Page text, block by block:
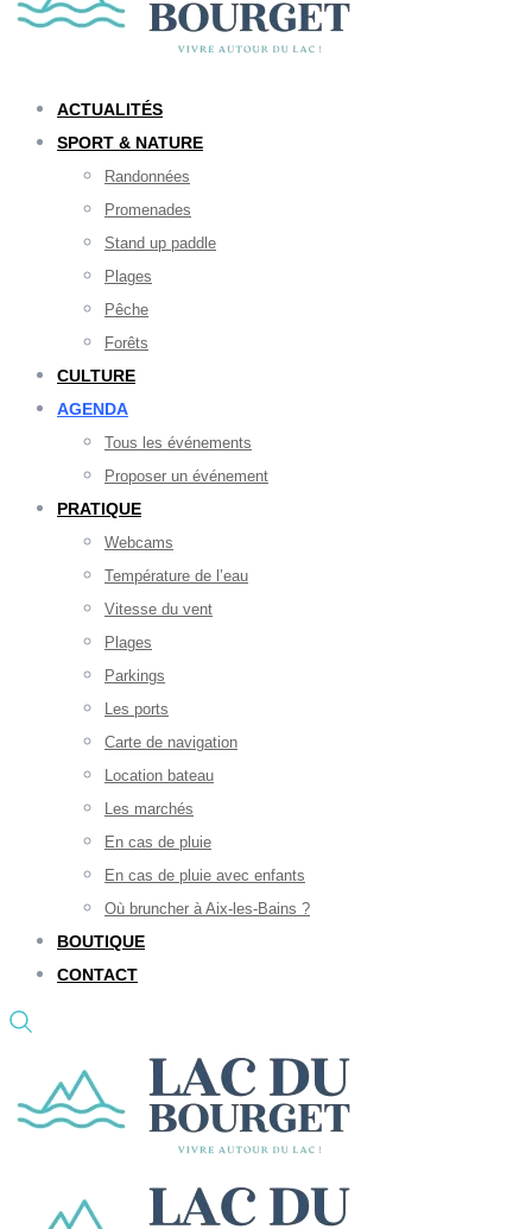
ACTUALITÉS
SPORT & NATURE
Randonnées
Promenades
Stand up paddle
Plages
Pêche
Forêts
CULTURE
AGENDA
Tous les événements
Proposer un événement
PRATIQUE
Webcams
Température de l’eau
Vitesse du vent
Plages
Parkings
Les ports
Carte de navigation
Location bateau
Les marchés
En cas de pluie
En cas de pluie avec enfants
Où bruncher à Aix-les-Bains ?
BOUTIQUE
CONTACT